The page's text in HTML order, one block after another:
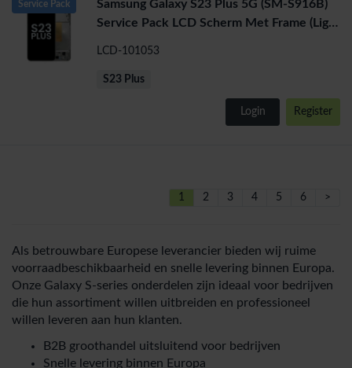
Service Pack
Samsung Galaxy S23 Plus 5G (SM-S916B)
Service Pack LCD Scherm Met Frame (Light
LCD-101053
S23 Plus
Login Register
1 2 3 4 5 6 >
Als betrouwbare Europese leverancier bieden wij ruime
voorraadbeschikbaarheid en snelle levering binnen Europa.
Onze Galaxy S-series onderdelen zijn ideaal voor bedrijven
die hun assortiment willen uitbreiden en professioneel
willen leveren aan hun klanten.
B2B groothandel uitsluitend voor bedrijven
Snelle levering binnen Europa